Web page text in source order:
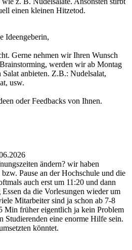
einen kleinen Hitzetod.
Ideengeberin,
Gerne nehmen wir Ihren Wunsch
werden wir ab Montag
Salat anbieten. Z.B.: Nudelsalat,
usw.
oder Feedbacks von Ihnen.
ändern? wir haben
Pause an der Hochschule und die
auch erst um 11:20 und dann
da die Vorlesungen wieder um
Mitarbeiter sind ja schon ab 7-8
Min früher eigentlich ja kein Problem
Studierenden eine enorme Hilfe sein.
könntet.